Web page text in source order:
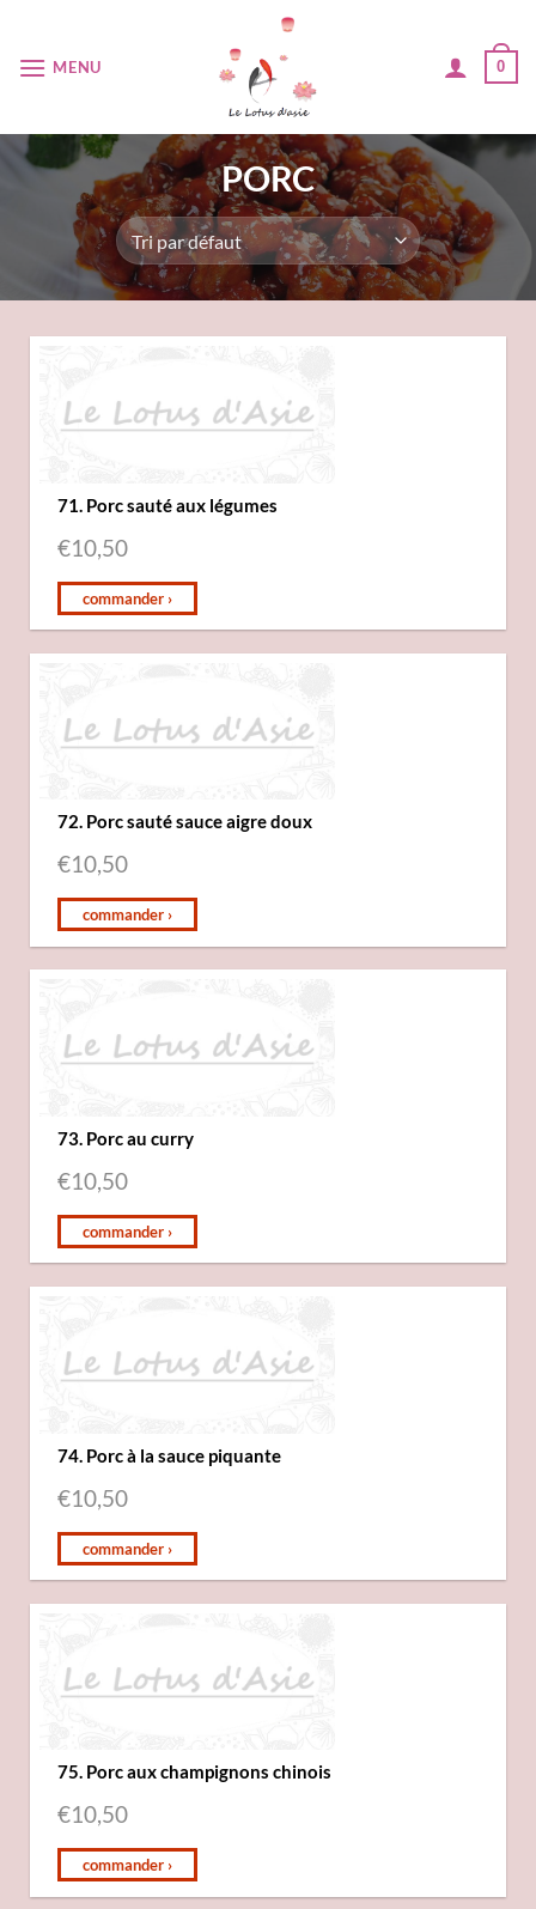
contenuMENU 0
PORC
71. Porc sauté aux légumes
€10,50
commander ›
72. Porc sauté sauce aigre doux
€10,50
commander ›
73. Porc au curry
€10,50
commander ›
74. Porc à la sauce piquante
€10,50
commander ›
75. Porc aux champignons chinois
€10,50
commander ›